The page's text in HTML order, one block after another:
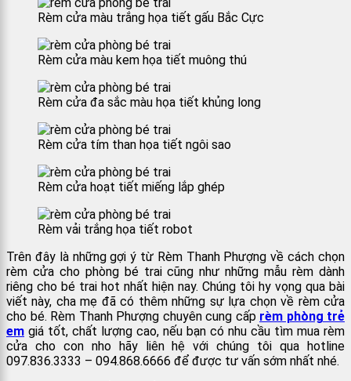
Rèm cửa màu trắng họa tiết gấu Bắc Cực
Rèm cửa màu kem họa tiết muông thú
Rèm cửa đa sắc màu họa tiết khủng long
Rèm cửa tím than họa tiết ngôi sao
Rèm cửa hoạt tiết miếng lắp ghép
Rèm vải trắng họa tiết robot
Trên đây là những gợi ý từ Rèm Thanh Phượng về cách chọn
rèm cửa cho phòng bé trai cũng như những mẫu rèm dành
riêng cho bé trai hot nhất hiện nay. Chúng tôi hy vọng qua bài
viết này, cha mẹ đã có thêm những sự lựa chọn về rèm cửa
cho bé. Rèm Thanh Phượng chuyên cung cấp rèm phòng trẻ
em giá tốt, chất lượng cao, nếu bạn có nhu cầu tìm mua rèm
cửa cho con nho hãy liên hệ với chúng tôi qua hotline
097.836.3333 – 094.868.6666 để được tư vấn sớm nhất nhé.